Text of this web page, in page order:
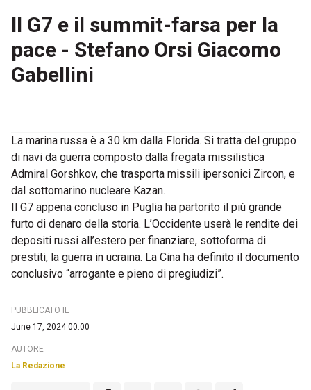
Il G7 e il summit-farsa per la
pace - Stefano Orsi Giacomo
Gabellini
La marina russa è a 30 km dalla Florida. Si tratta del gruppo
di navi da guerra composto dalla fregata missilistica
Admiral Gorshkov, che trasporta missili ipersonici Zircon, e
dal sottomarino nucleare Kazan.
Il G7 appena concluso in Puglia ha partorito il più grande
furto di denaro della storia. L’Occidente userà le rendite dei
depositi russi all’estero per finanziare, sottoforma di
prestiti, la guerra in ucraina. La Cina ha definito il documento
conclusivo “arrogante e pieno di pregiudizi”.
PUBBLICATO IL
June 17, 2024 00:00
AUTORE
La Redazione